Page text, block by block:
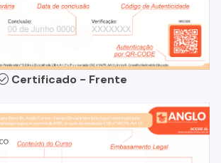
Certificado - Frente